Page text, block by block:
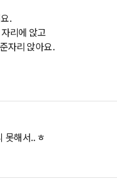
.
리에 앉고
자리 앉아요.
못해서.. ㅎ